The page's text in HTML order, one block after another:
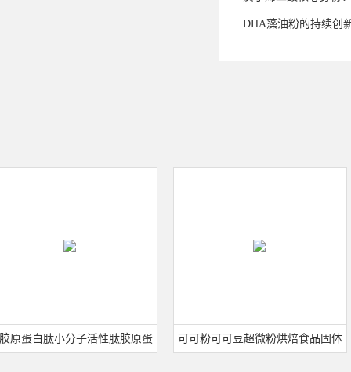
DHA藻油粉的持续创
蛋白肽小分子活性肽胶原蛋 可可粉可可豆超微粉烘焙食品固体